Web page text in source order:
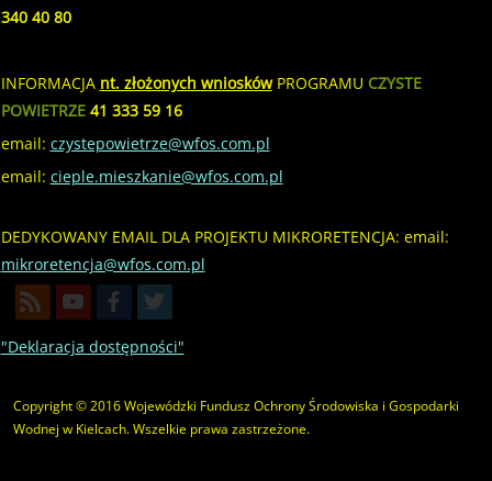
340 40 80
INFORMACJA nt. złożonych wnioskówPROGRAMU CZYSTE
POWIETRZE41 333 59 16
email: czystepowietrze@wfos.com.pl
email: cieple.mieszkanie@wfos.com.pl
DEDYKOWANY EMAIL DLA PROJEKTU MIKRORETENCJA: email:
mikroretencja@wfos.com.pl
"Deklaracja dostępności"
Copyright © 2016 Wojewódzki Fundusz Ochrony Środowiska i Gospodarki
Wodnej w Kielcach. Wszelkie prawa zastrzeżone.